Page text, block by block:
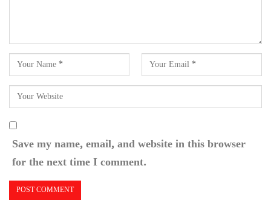
Save my name, email, and website in this browser
for the next time I comment.